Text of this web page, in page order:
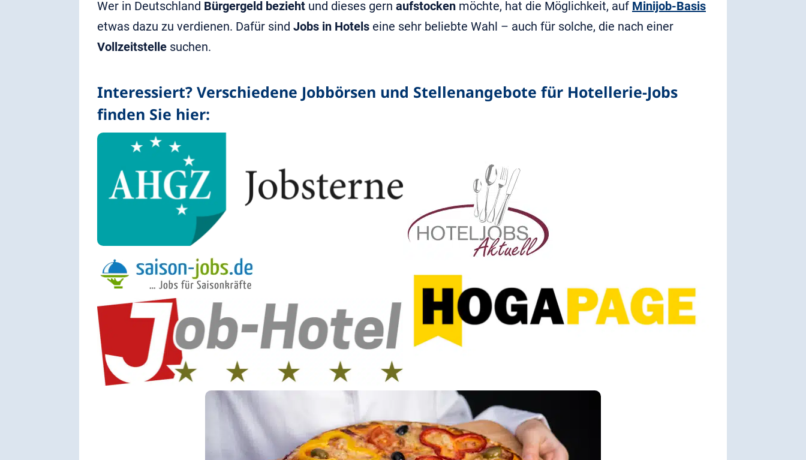
Wer in Deutschland Bürgergeld bezieht und dieses gern aufstocken möchte, hat die Möglichkeit, auf Minijob-Basis
etwas dazu zu verdienen. Dafür sind Jobs in Hotels eine sehr beliebte Wahl – auch für solche, die nach einer
Vollzeitstelle suchen.
Interessiert? Verschiedene Jobbörsen und Stellenangebote für Hotellerie-Jobs
finden Sie hier: